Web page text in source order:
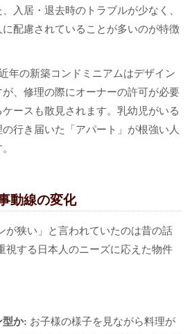
入居・退去時のトラブルが少なく、
配慮されていることが多いのが特徴
年の新築コンドミニアムはデザイン
、修理の際にオーナーの許可が必要
ースも散見されます。乳幼児がいる
行き届いた「アパート」が根強い人
動線の変化
が狭い」と言われていたのは昔の話
視する日本人のニーズに応えた物件
型か: お子様の様子を見ながら料理が